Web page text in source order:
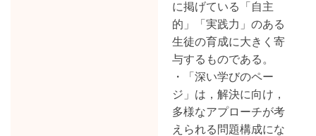
に掲げている「自主
的」「実践力」のある
生徒の育成に大きく寄
与するものである。
・「深い学びのペー
ジ」は，解決に向け，
多様なアプローチが考
えられる問題構成にな